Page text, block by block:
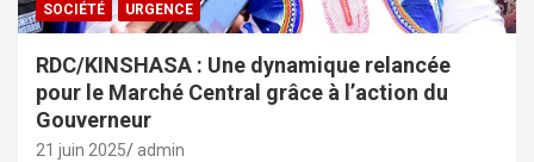
SOCIÉTÉ URGENCE
RDC/KINSHASA : Une dynamique relancée
pour le Marché Central grâce à l’action du
Gouverneur
21 juin 2025 admin